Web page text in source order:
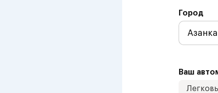
Город
Ваш